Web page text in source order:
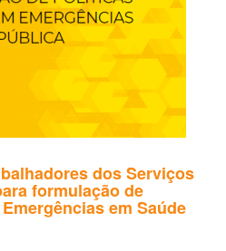
dos Serviços
formulação de
em Saúde